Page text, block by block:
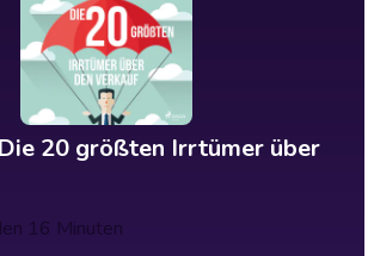
20 größten Irrtümer über
16 Minuten